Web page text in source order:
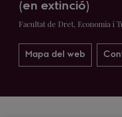
(en extinció)
Facultat de Dret, Economia i
Mapa del web